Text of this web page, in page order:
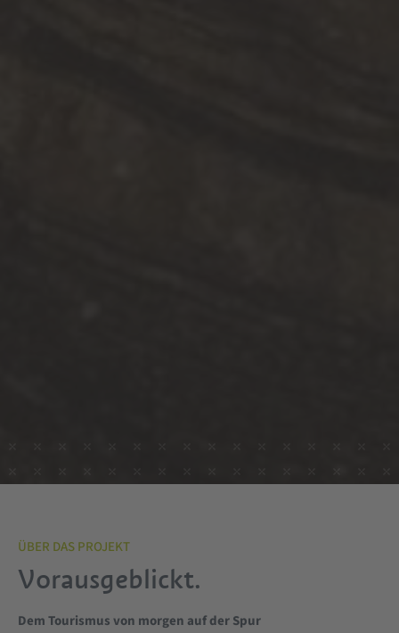
ÜBER DAS PROJEKT
Vorausgeblickt.
Dem Tourismus von morgen auf der Spur